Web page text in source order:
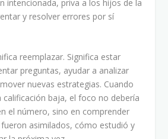
intencionada, priva a los hijos de la
y resolver errores por sí
reemplazar. Significa estar
preguntas, ayudar a analizar
nuevas estrategias. Cuando
baja, el foco no debería
el número, sino en comprender
asimilados, cómo estudió y